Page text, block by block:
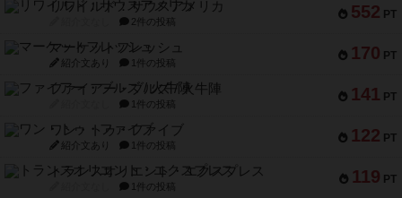
552 PT
リワイルド：サウスアメリカ
2件の投稿
170 PT
マーケットフレッシュ
紹介文あり 1件の投稿
141 PT
ファイアー・ブルズ / 火牛陣
1件の投稿
122 PT
ワン・トゥ・ファイブ
紹介文あり 1件の投稿
119 PT
トランスオリエント・エクスプレス
1件の投稿